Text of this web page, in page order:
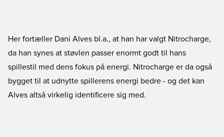
Her fortæller Dani Alves bl.a., at han har valgt Nitrocharge,
da han synes at støvlen passer enormt godt til hans
spillestil med dens fokus på energi. Nitrocharge er da også
bygget til at udnytte spillerens energi bedre - og det kan
Alves altså virkelig identificere sig med.